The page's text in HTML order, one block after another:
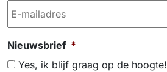
Nieuwsbrief *
Yes, ik blijf graag op de hoogte!